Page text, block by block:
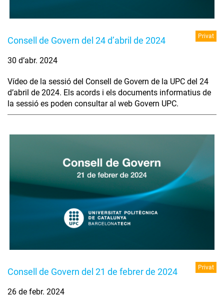
Consell de Govern del 24 d’abril de 2024 Privat
30 d’abr. 2024
Vídeo de la sessió del Consell de Govern de la UPC del 24
d’abril de 2024. Els acords i els documents informatius de
la sessió es poden consultar al web Govern UPC.
Consell de Govern del 21 de febrer de 2024 Privat
26 de febr. 2024